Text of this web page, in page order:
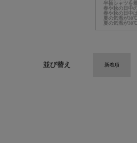
半袖シャツを
春や秋の日中
春や秋の日中
夏の気温が
夏の気温が
並び替え 新着順